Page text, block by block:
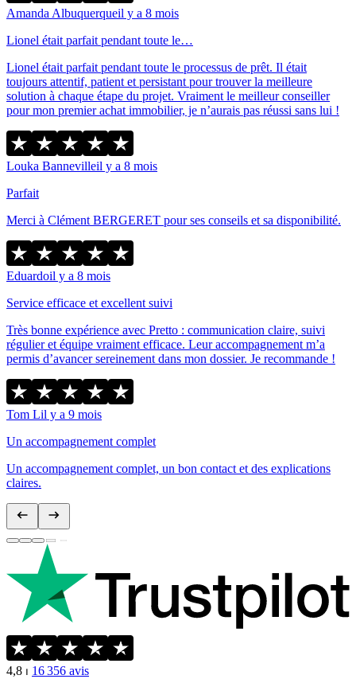
Amanda Albuquerqueil y a 8 mois
Lionel était parfait pendant toute le…
Lionel était parfait pendant toute le processus de prêt. Il était
toujours attentif, patient et persistant pour trouver la meilleure
solution à chaque étape du projet. Vraiment le meilleur conseiller
pour mon premier achat immobilier, je n’aurais pas réussi sans lui !
Louka Bannevilleil y a 8 mois
Parfait
Merci à Clément BERGERET pour ses conseils et sa disponibilité.
Eduardoil y a 8 mois
Service efficace et excellent suivi
Très bonne expérience avec Pretto : communication claire, suivi
régulier et équipe vraiment efficace. Leur accompagnement m’a
permis d’avancer sereinement dans mon dossier. Je recommande !
Tom Lil y a 9 mois
Un accompagnement complet
Un accompagnement complet, un bon contact et des explications
claires.
4,8 ⏐ 16 356 avis